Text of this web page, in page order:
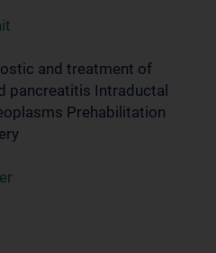
and treatment of
pancreatitis Intraductal
Prehabilitation